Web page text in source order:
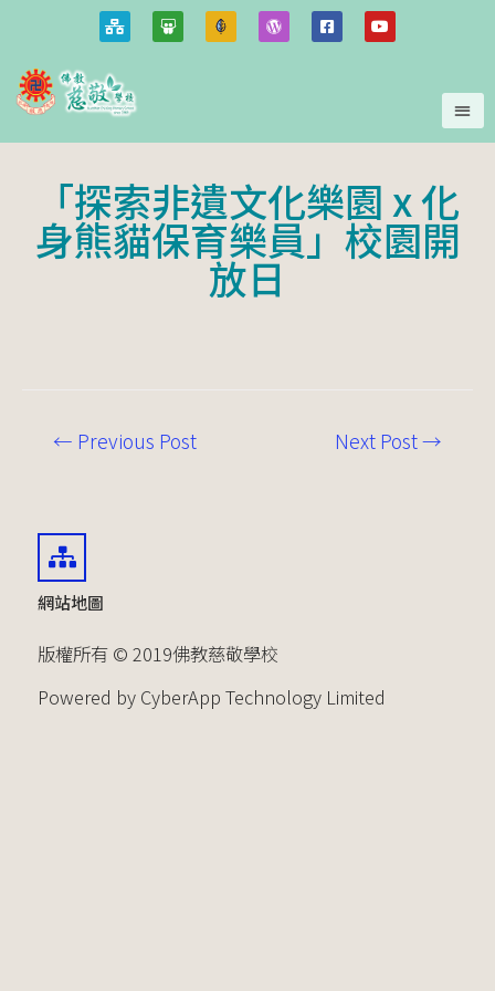
「探索非遺文化樂園 x 化
身熊貓保育樂員」校園開
放日
← Previous Post Next Post→
網站地圖
版權所有 © 2019佛教慈敬學校
Powered by CyberApp Technology Limited